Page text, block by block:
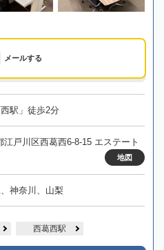
メールする
駅」徒歩2分
江戸川区西葛西6-8-15 エステート
地図
神奈川、山梨
西葛西駅